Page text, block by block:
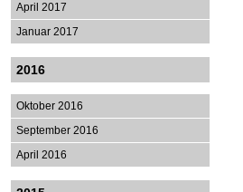
April 2017
Januar 2017
2016
Oktober 2016
September 2016
April 2016